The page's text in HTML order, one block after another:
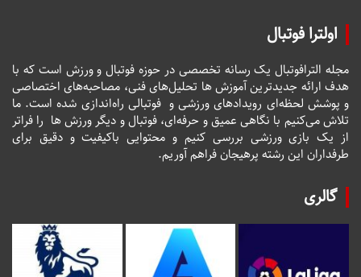
اولترا فوتبال
مجله الترافوتبال یک رسانه تخصصی در حوزه فوتبال و ورزش است که با
هدف ارائه جدیدترین آموزش ها تحلیل‌های فنی، مصاحبه‌های اختصاصی
و پوشش لحظه‌ای رویدادهای ورزشی و فوتبالی راه‌اندازی شده است. ما
تلاش می‌کنیم با نگاهی عمیق و حرفه‌ای، فوتبال و دیگر ورزش ها را فراتر
از یک بازی ورزشی بررسی کنیم و محتوایی باکیفیت و دقیق برای
طرفداران این رشته پرهیجان فراهم آوریم.
گالری